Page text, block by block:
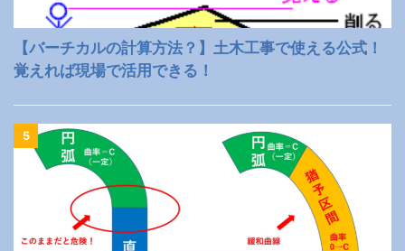
【バーチカルの計算方法？】土木工事で使える公式！
覚えれば現場で活用できる！
5